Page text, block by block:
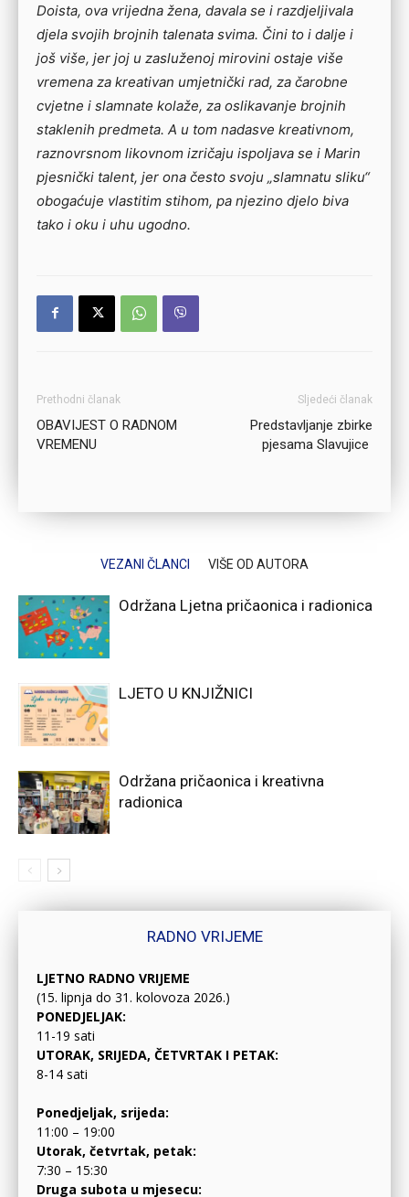
Doista, ova vrijedna žena, davala se i razdjeljivala
djela svojih brojnih talenata svima. Čini to i dalje i
još više, jer joj u zasluženoj mirovini ostaje više
vremena za kreativan umjetnički rad, za čarobne
cvjetne i slamnate kolaže, za oslikavanje brojnih
staklenih predmeta. A u tom nadasve kreativnom,
raznovrsnom likovnom izričaju ispoljava se i Marin
pjesnički talent, jer ona često svoju „slamnatu sliku“
obogaćuje vlastitim stihom, pa njezino djelo biva
tako i oku i uhu ugodno.
Prethodni članak
OBAVIJEST O RADNOM
VREMENU
Sljedeći članak
Predstavljanje zbirke
pjesama Slavujice
VEZANI ČLANCI VIŠE OD AUTORA
Održana Ljetna pričaonica i radionica
LJETO U KNJIŽNICI
Održana pričaonica i kreativna
radionica
RADNO VRIJEME
LJETNO RADNO VRIJEME
(15. lipnja do 31. kolovoza 2026.)
PONEDJELJAK:
11-19 sati
UTORAK, SRIJEDA, ČETVRTAK I PETAK:
8-14 sati
Ponedjeljak, srijeda:
11:00 – 19:00
Utorak, četvrtak, petak:
7:30 – 15:30
Druga subota u mjesecu: